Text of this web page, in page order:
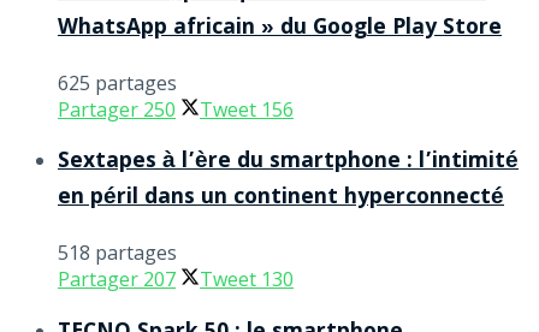
WhatsApp africain » du Google Play Store
625 partages
Partager 250 Tweet 156
Sextapes à l’ère du smartphone : l’intimité
en péril dans un continent hyperconnecté
518 partages
Partager 207 Tweet 130